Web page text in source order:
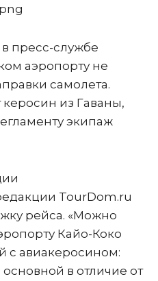
пресс-службе
аэропорту не
самолета.
из Гаваны,
экипаж
TourDom.ru
рейса. «Можно
Кайо-Коко
с авиакеросином:
в отличие от